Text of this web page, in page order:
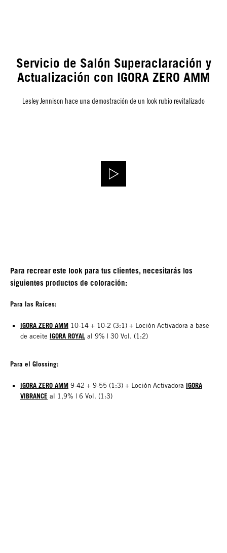
Servicio de Salón Superaclaración y
Actualización con IGORA ZERO AMM
Lesley Jennison hace una demostración de un look rubio revitalizado
Para recrear este look para tus clientes, necesitarás los
siguientes productos de coloración:
Para las Raíces:
IGORA ZERO AMM 10-14 + 10-2 (3:1) + Loción Activadora a base
de aceite IGORA ROYAL al 9% | 30 Vol. (1:2)
Para el Glossing:
IGORA ZERO AMM 9-42 + 9-55 (1:3) + Loción Activadora IGORA
VIBRANCE al 1,9% | 6 Vol. (1:3)